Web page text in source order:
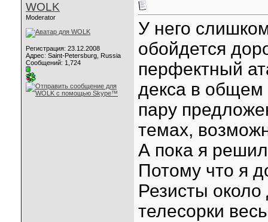
WOLK
Moderator
Регистрация: 23.12.2008
Адрес: Saint-Petersburg, Russia
Сообщений: 1,724
У него
обойдется
перфектный
декса в общем
пару
темах,
А пока я решил
Потому что я
Резисты
телесорки